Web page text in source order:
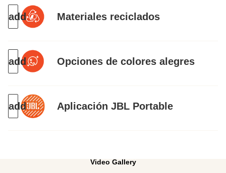
Materiales reciclados
Opciones de colores alegres
Aplicación JBL Portable
Video Gallery